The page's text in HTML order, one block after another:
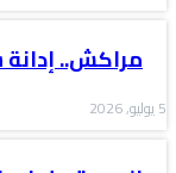
مراكش..
5 يوليو, 2026